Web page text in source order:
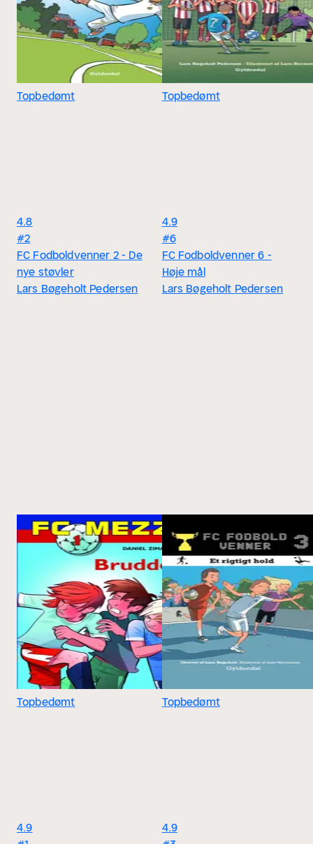
Topbedømt
4.8
#2
FC Fodboldvenner 2 - De
nye støvler
Lars Bøgeholt Pedersen
Topbedømt
4.9
#6
FC Fodboldvenner 6 -
Høje mål
Lars Bøgeholt Pedersen
Topbedømt
4.9
Topbedømt
4.9